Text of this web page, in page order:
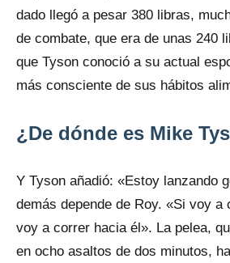
dado llegó a pesar 380 libras,
de combate, que era de unas 240
que Tyson conoció a su actual
más consciente de sus hábitos
¿De dónde es Mike
Y Tyson añadió: «Estoy lanzando
demás depende de Roy. «Si voy a
voy a correr hacia él». La pelea,
en ocho asaltos de dos minutos,